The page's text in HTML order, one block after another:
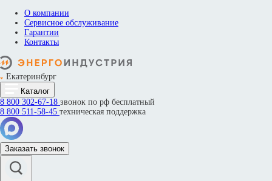
О компании
Сервисное обслуживание
Гарантии
Контакты
Екатеринбург
Каталог
8 800 302-67-18 звонок по рф бесплатный
8 800 511-58-45 техническая поддержка
Заказать звонок